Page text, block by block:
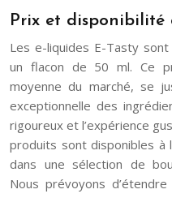
Prix et disponibilité
Les e-liquides E-Tasty
un flacon de 50 ml. Ce
moyenne du marché, se
exceptionnelle des
rigoureux et l’expérience
produits sont disponibles à
dans une sélection de
Nous prévoyons